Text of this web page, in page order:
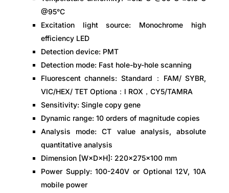
@95°C
Excitation light source: Monochrome high
efficiency LED
Detection device: PMT
Detection mode: Fast hole-by-hole scanning
Fluorescent channels: Standard：FAM/ SYBR,
VIC/HEX/ TET Optiona：l ROX，CY5/TAMRA
Sensitivity: Single copy gene
Dynamic range: 10 orders of magnitude copies
Analysis mode: CT value analysis, absolute
quantitative analysis
Dimension [W×D×H]: 220×275×100 mm
Power Supply: 100-240V or Optional 12V, 10A
mobile power